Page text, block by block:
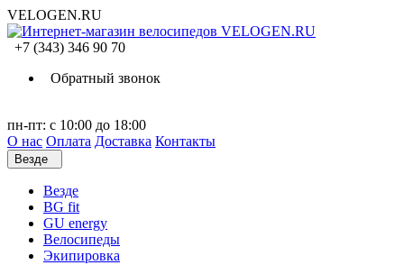
VELOGEN.RU
+7 (343) 346 90 70
Обратный звонок
пн-пт: с 10:00 до 18:00
О нас Оплата Доставка Контакты
Везде
Везде
BG fit
GU energy
Велосипеды
Экипировка